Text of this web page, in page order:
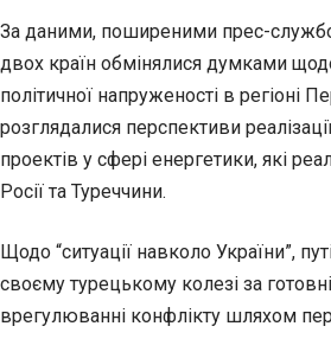
За даними, поширеними прес-
двох країн обмінялися думками
політичної напруженості в регіоні
розглядалися перспективи
проектів у сфері енергетики, які
Росії та Туреччини.
Щодо “ситуації навколо України”,
своєму турецькому колезі за
врегулюванні конфлікту шляхом